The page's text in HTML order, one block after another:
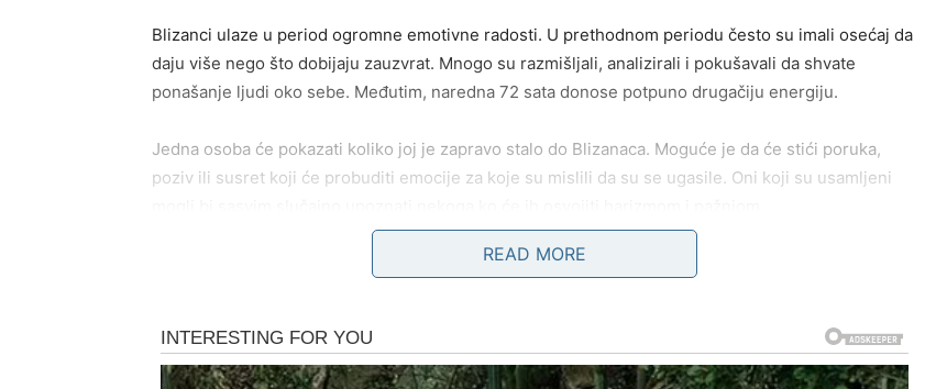
Blizanci ulaze u period ogromne emotivne radosti. U prethodnom periodu često su imali osećaj da
daju više nego što dobijaju zauzvrat. Mnogo su razmišljali, analizirali i pokušavali da shvate
ponašanje ljudi oko sebe. Međutim, naredna 72 sata donose potpuno drugačiju energiju.
Jedna osoba će pokazati koliko joj je zapravo stalo do Blizanaca. Moguće je da će stići poruka,
poziv ili susret koji će probuditi emocije za koje su mislili da su se ugasile. Oni koji su usamljeni
Na poslovnom planu takođe dolazi veliko olakšanje. Problem koji ih je opterećivao počeće da se
Ono što je najvažnije jeste da će ponovo osetiti radost života. Posle mnogo napetosti i unutrašnjih
READ MORE